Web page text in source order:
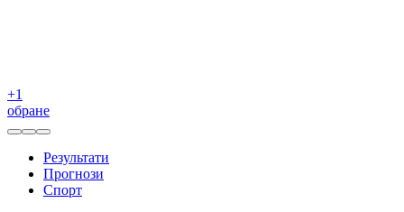
+1
обране
Результати
Прогнози
Спорт